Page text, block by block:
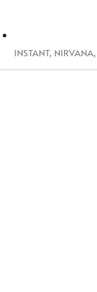
INSTANT, NIRVANA,